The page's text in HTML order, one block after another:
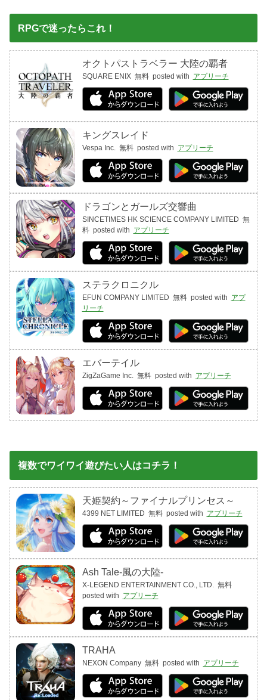
RPGで迷ったらこれ！
オクトパストラベラー 大陸の覇者
SQUARE ENIX 無料 posted with アプリーチ
キングスレイド
Vespa Inc. 無料 posted with アプリーチ
ドラゴンとガールズ交響曲
SINCETIMES HK SCIENCE COMPANY LIMITED 無
料 posted with アプリーチ
ステラクロニクル
EFUN COMPANY LIMITED 無料 posted with アプ
リーチ
エバーテイル
ZigZaGame Inc. 無料 posted with アプリーチ
複数でワイワイ遊びたい人はコチラ！
天姫契約～ファイナルプリンセス～
4399 NET LIMITED 無料 posted with アプリーチ
Ash Tale-風の大陸-
X-LEGEND ENTERTAINMENT CO., LTD. 無料
posted with アプリーチ
TRAHA
NEXON Company 無料 posted with アプリーチ